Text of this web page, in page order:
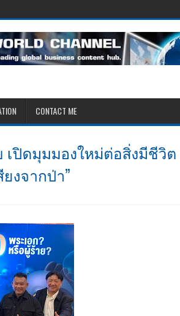
CONTACT ME
เปิดมุมมองใหม่ต่อสิ่งมีชีวิต
งจากป่า”